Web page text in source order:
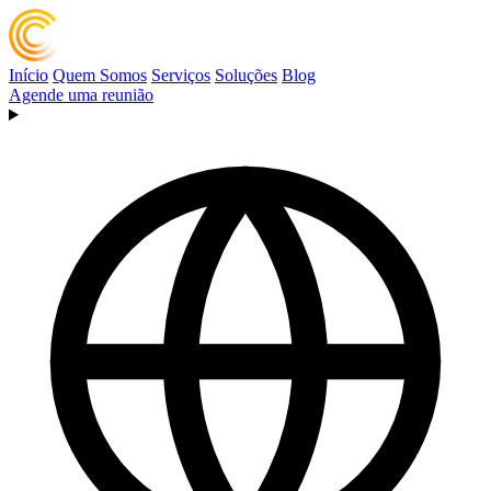
Início Quem Somos Serviços Soluções Blog
Agende uma reunião